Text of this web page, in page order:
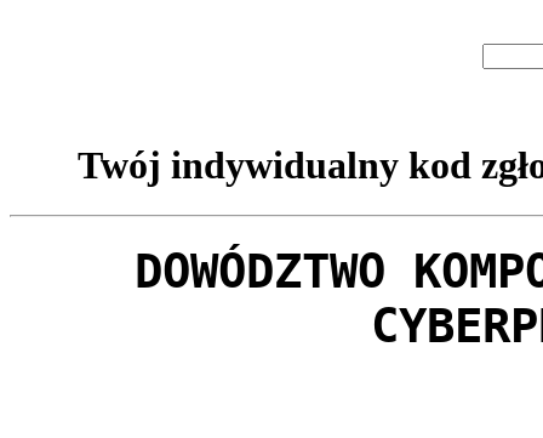
Twój indywidualny kod
DOWÓDZTWO